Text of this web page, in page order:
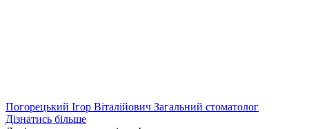
Погорецький Ігор Віталійович Загальний стоматолог
Дізнатись більше